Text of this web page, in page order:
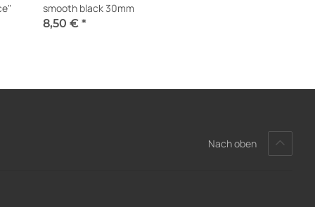
smooth black 30mm
8,50 € *
Nach oben